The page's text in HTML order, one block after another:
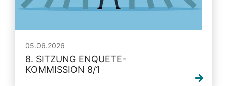
05.06.2026
8. SITZUNG ENQUETE-
KOMMISSION 8/1